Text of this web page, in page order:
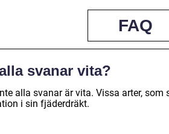
FAQ
svanar vita?
alla svanar är vita. Vissa arter, som
i sin fjäderdräkt.